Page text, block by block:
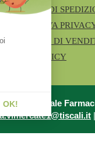
MODALITÀ DI
INFORMATIVA
CONDIZIONI DI
COOKIE POLICY
Speciale
|